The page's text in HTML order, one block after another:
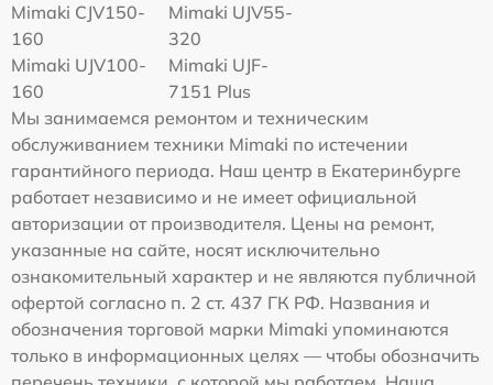
Mimaki СJV150-
160
Mimaki UJV55-
320
Mimaki UJV100-
160
Mimaki UJF-
7151 Plus
Мы занимаемся ремонтом и техническим
обслуживанием техники Mimaki по истечении
гарантийного периода. Наш центр в Екатеринбурге
работает независимо и не имеет официальной
авторизации от производителя. Цены на ремонт,
указанные на сайте, носят исключительно
ознакомительный характер и не являются публичной
офертой согласно п. 2 ст. 437 ГК РФ. Названия и
обозначения торговой марки Mimaki упоминаются
только в информационных целях — чтобы обозначить